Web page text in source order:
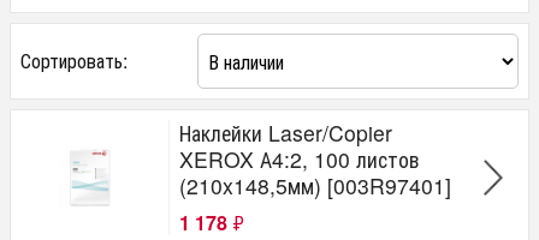
Сортировать:
Наклейки Laser/Copier
XEROX А4:2, 100 листов
(210x148,5мм) [003R97401]
1 178 ₽